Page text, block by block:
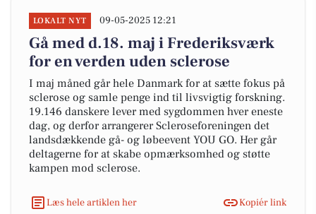
LOKALT NYT 09-05-2025 12:21
Gå med d.18. maj i Frederiksværk
for en verden uden sclerose
I maj måned går hele Danmark for at sætte fokus på
sclerose og samle penge ind til livsvigtig forskning.
19.146 danskere lever med sygdommen hver eneste
dag, og derfor arrangerer Scleroseforeningen det
landsdækkende gå- og løbeevent YOU GO. Her går
deltagerne for at skabe opmærksomhed og støtte
kampen mod sclerose.
Læs hele artiklen her Kopiér link